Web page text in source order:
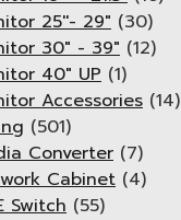
25''- 29" (30)
30" - 39" (12)
40" UP (1)
Accessories (14)
(501)
Converter (7)
Cabinet (4)
Switch (55)